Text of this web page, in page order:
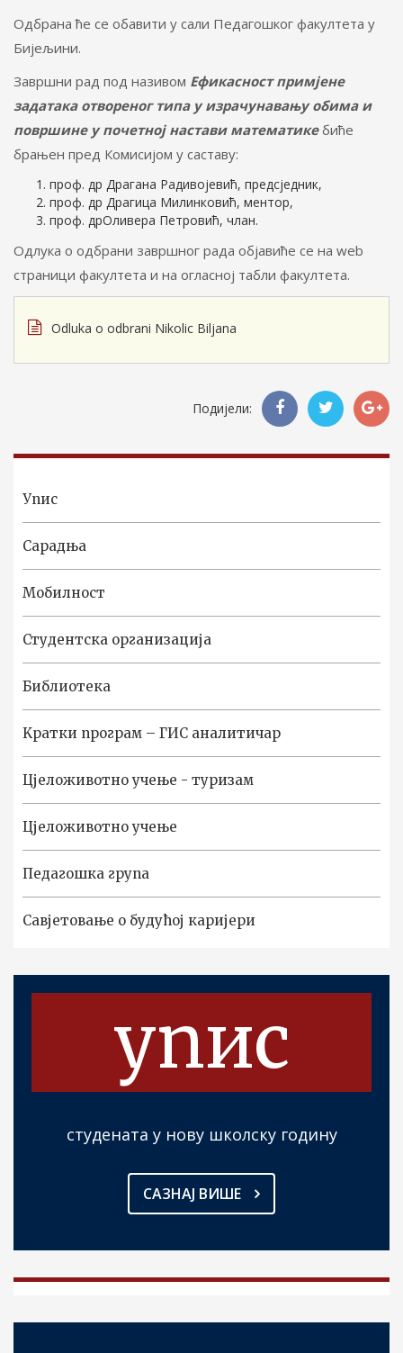
Одбрана ће се обавити у сали Педагошког факултета у
Бијељини.
Завршни рад под називом Ефикасност примјене
задатака отвореног типа у израчунавању обима и
површине у почетној настави математикебиће
брањен пред Комисијом у саставу:
проф. др Драгана Радивојевић, предсједник,
проф. др Драгица Милинковић, ментор,
проф. дрОливера Петровић, члан.
Одлука о одбрани завршног рада објавиће се на web
страници факултета и на огласној табли факултета.
Odluka o odbrani Nikolic Biljana
Подијели:
Упис
Сарадња
Мобилност
Студентска организација
Библиотека
Kратки програм – ГИС аналитичар
Цјеложивотно учење - туризам
Цјеложивотно учење
Педагошка група
Савјетовање о будућој каријери
упис
студената у нову школску годину
САЗНАЈ ВИШЕ